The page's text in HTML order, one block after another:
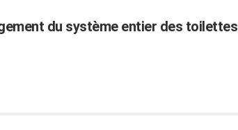
du système entier des toilettes